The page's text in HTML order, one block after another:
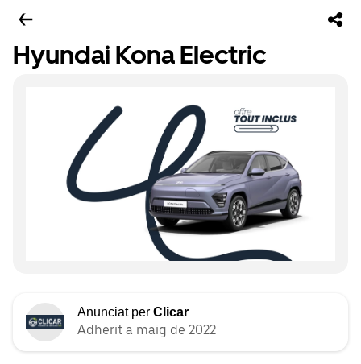
Hyundai Kona Electric
Anunciat per Clicar
Adherit a maig de 2022